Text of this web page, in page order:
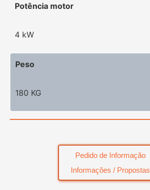
Potência motor
4 kW
Peso
180 KG
Pedido de Informação
Informações / Propostas